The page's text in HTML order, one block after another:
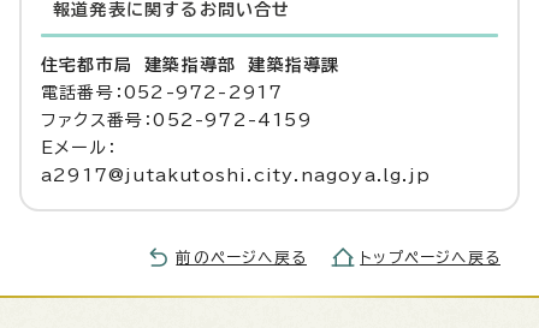
報道発表に関するお問い合せ
住宅都市局 建築指導部 建築指導課
電話番号：052-972-2917
ファクス番号：052-972-4159
Eメール：
a2917@jutakutoshi.city.nagoya.lg.jp
前のページへ戻る トップページへ戻る